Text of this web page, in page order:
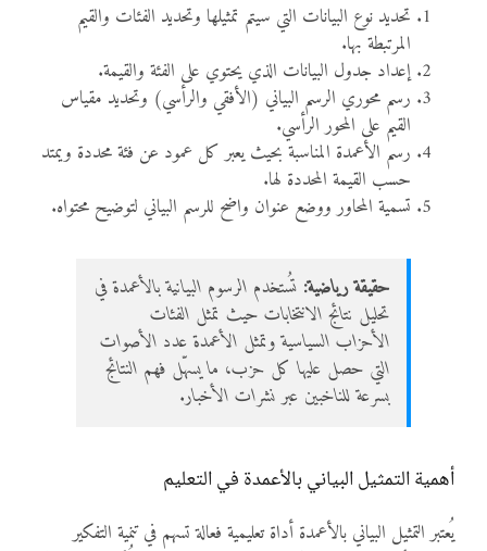
تحديد نوع البيانات التي سيتم تمثيلها وتحديد الفئات والقيم
المرتبطة بها.
إعداد جدول البيانات الذي يحتوي على الفئة والقيمة.
رسم محوري الرسم البياني (الأفقي والرأسي) وتحديد مقياس
القيم على المحور الرأسي.
رسم الأعمدة المناسبة بحيث يعبر كل عمود عن فئة محددة ويمتد
حسب القيمة المحددة لها.
تسمية المحاور ووضع عنوان واضح للرسم البياني لتوضيح محتواه.
حقيقة رياضية: تُستخدم الرسوم البيانية بالأعمدة في
تحليل نتائج الانتخابات حيث تمثل الفئات
الأحزاب السياسية وتمثل الأعمدة عدد الأصوات
التي حصل عليها كل حزب، ما يسهّل فهم النتائج
بسرعة للناخبين عبر نشرات الأخبار.
أهمية التمثيل البياني بالأعمدة في التعليم
يُعتبر التمثيل البياني بالأعمدة أداة تعليمية فعالة تسهم في تنمية التفكير